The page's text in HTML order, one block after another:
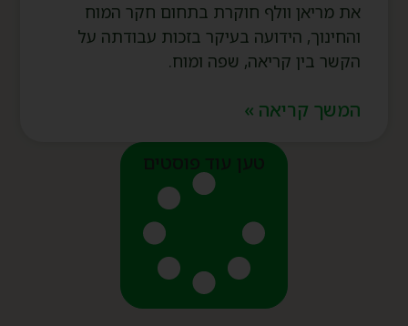
את מריאן וולף חוקרת בתחום חקר המוח
והחינוך, הידועה בעיקר בזכות עבודתה על
הקשר בין קריאה, שפה ומוח.
המשך קריאה »
טען עוד פוסטים